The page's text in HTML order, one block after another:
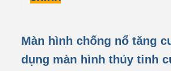
Màn hình chống nổ tăng
dụng màn hình thủy tinh